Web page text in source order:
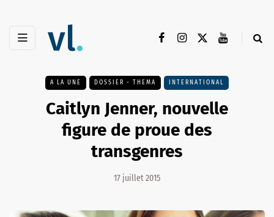
A LA UNE DOSSIER - THEMA INTERNATIONAL
Caitlyn Jenner, nouvelle
figure de proue des
transgenres
17 juillet 2015